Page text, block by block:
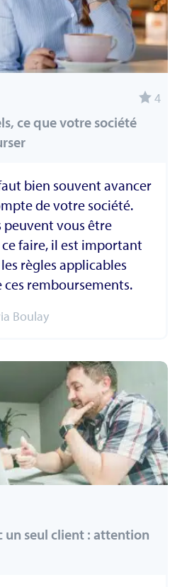
4
ce que votre société
bien souvent avancer
de votre société.
peuvent vous être
faire, il est important
règles applicables
remboursements.
Boulay
un seul client : attention